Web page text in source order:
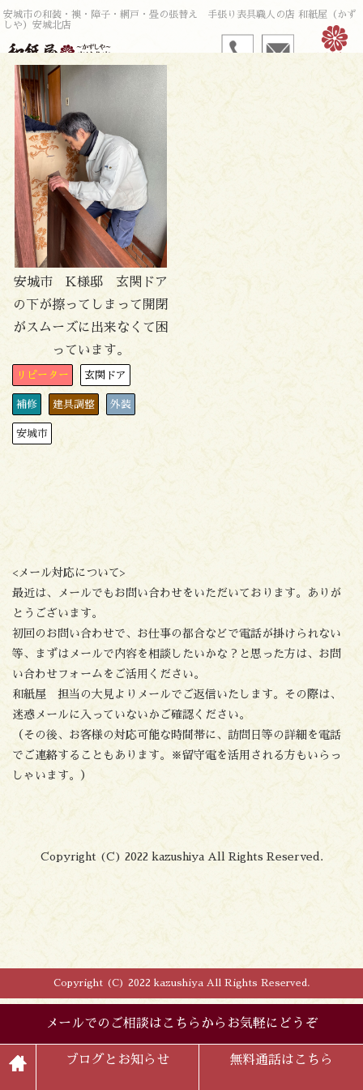
安城市の和装・襖・障子・網戸・畳の張替え 手張り表具職人の店 和紙屋（かず
しや）安城北店
安城市 K様邸 玄関ドア
の下が擦ってしまって開閉
がスムーズに出来なくて困
っています。
リピーター 玄関ドア
補修 建具調整 外装
安城市
メールでのご相談はこちらからお気軽にどうぞ
ブログとお知らせ 無料通話はこちら
<メール対応について>
最近は、メールでもお問い合わせをいただいております。ありが
とうございます。
初回のお問い合わせで、お仕事の都合などで電話が掛けられない
等、まずはメールで内容を相談したいかな？と思った方は、お問
い合わせフォームをご活用ください。
和紙屋 担当の大見よりメールでご返信いたします。その際は、
迷惑メールに入っていないかご確認ください。
（その後、お客様の対応可能な時間帯に、訪問日等の詳細を電話
でご連絡することもあります。※留守電を活用される方もいらっ
しゃいます。）
Copyright (C) 2022 kazushiya All Rights Reserved.
Copyright (C) 2022 kazushiya All Rights Reserved.